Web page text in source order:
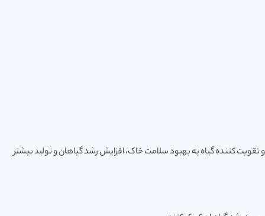
کننده گیاه به بهبود سلامت خاک، افزایش رشد گیاهان و تولید بیشتر